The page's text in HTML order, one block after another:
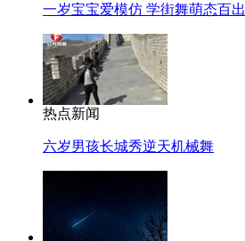
一岁宝宝爱模仿 学街舞萌态百出
热点新闻
六岁男孩长城秀逆天机械舞